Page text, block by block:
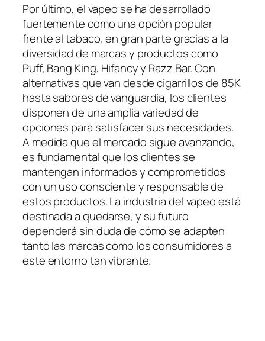
Por último, el vapeo se ha desarrollado
fuertemente como una opción popular
frente al tabaco, en gran parte gracias a la
diversidad de marcas y productos como
Puff, Bang King, Hifancy y Razz Bar. Con
alternativas que van desde cigarrillos de 85K
hasta sabores de vanguardia, los clientes
disponen de una amplia variedad de
opciones para satisfacer sus necesidades.
A medida que el mercado sigue avanzando,
es fundamental que los clientes se
mantengan informados y comprometidos
con un uso consciente y responsable de
estos productos. La industria del vapeo está
destinada a quedarse, y su futuro
dependerá sin duda de cómo se adapten
tanto las marcas como los consumidores a
este entorno tan vibrante.